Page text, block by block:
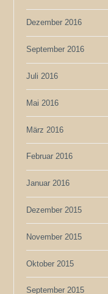
Dezember 2016
September 2016
Juli 2016
Mai 2016
März 2016
Februar 2016
Januar 2016
Dezember 2015
November 2015
Oktober 2015
September 2015